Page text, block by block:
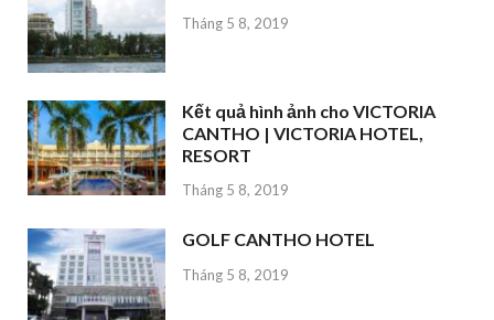
Tháng 5 8, 2019
Kết quả hình ảnh cho VICTORIA
CANTHO | VICTORIA HOTEL,
RESORT
Tháng 5 8, 2019
GOLF CANTHO HOTEL
Tháng 5 8, 2019